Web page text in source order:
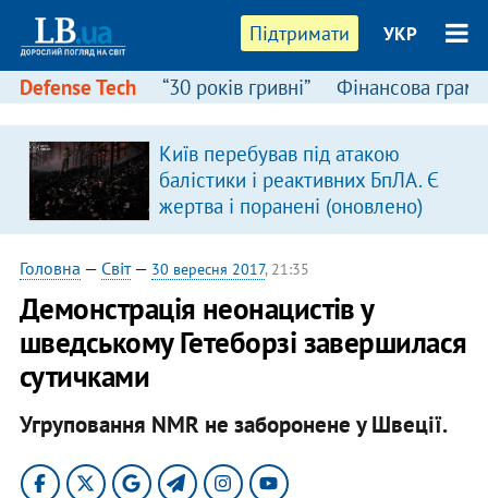
Підтримати УКР
Defense Tech “30 років гривні” Фінансова
Київ перебував під атакою
балістики і реактивних БпЛА. Є
жертва і поранені (оновлено)
Головна — Світ— 30 вересня 2017, 21:35
Демонстрація неонацистів у
шведському Гетеборзі завершилася
сутичками
Угруповання NMR не заборонене у Швеції.